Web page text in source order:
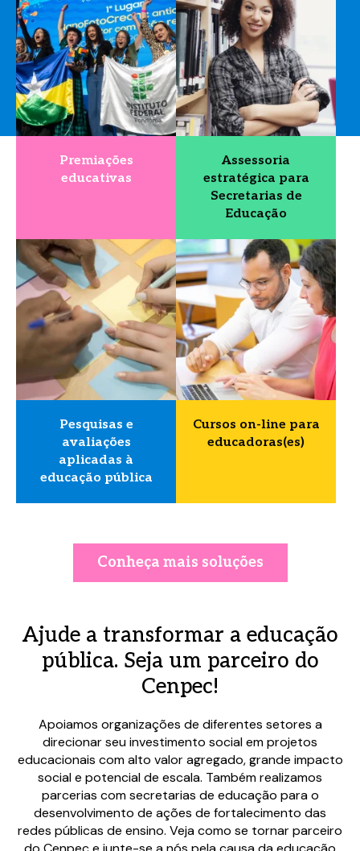
Premiações
educativas
Assessoria
estratégica para
Secretarias de
Educação
Pesquisas e
avaliações
aplicadas à
educação pública
Cursos on-line para
educadoras(es)
Conheça mais soluções
Ajude a transformar a educação
pública. Seja um parceiro do
Cenpec!
Apoiamos organizações de diferentes setores a
direcionar seu investimento social em projetos
educacionais com alto valor agregado, grande impacto
social e potencial de escala. Também realizamos
parcerias com secretarias de educação para o
desenvolvimento de ações de fortalecimento das
redes públicas de ensino. Veja como se tornar parceiro